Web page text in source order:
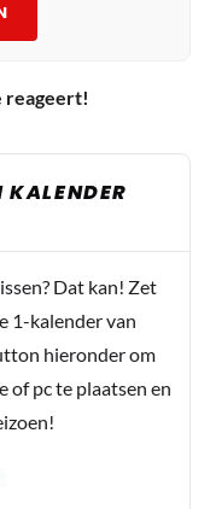
reageert!
KALENDER
Dat kan! Zet
1-kalender van
hieronder om
of pc te plaatsen en